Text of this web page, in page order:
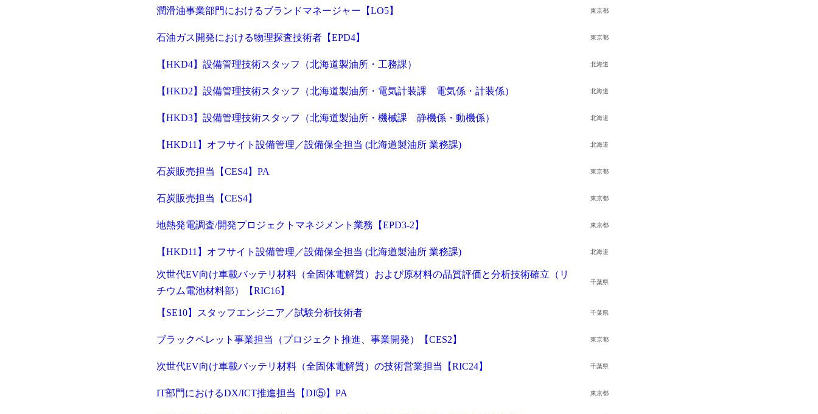
はじめに、 「ご経験業種」を
潤滑油事業部門におけるブランドマネージャー【LO5】 東京都
石油ガス開発における物理探査技術者【EPD4】 東京都
【HKD4】設備管理技術スタッフ（北海道製油所・工務課） 北海道
【HKD2】設備管理技術スタッフ（北海道製油所・電気計装課 電気係・計装係） 北海道
【HKD3】設備管理技術スタッフ（北海道製油所・機械課 静機係・動機係） 北海道
【HKD11】オフサイト設備管理／設備保全担当 (北海道製油所 業務課) 北海道
石炭販売担当【CES4】PA 東京都
石炭販売担当【CES4】 東京都
地熱発電調査/開発プロジェクトマネジメント業務【EPD3-2】 東京都
【HKD11】オフサイト設備管理／設備保全担当 (北海道製油所 業務課) 北海道
次世代EV向け車載バッテリ材料（全固体電解質）および原材料の品質評価と分析技術確立（リ
チウム電池材料部）【RIC16】
千葉県
【SE10】スタッフエンジニア／試験分析技術者 千葉県
ブラックペレット事業担当（プロジェクト推進、事業開発）【CES2】 東京都
次世代EV向け車載バッテリ材料（全固体電解質）の技術営業担当【RIC24】 千葉県
IT部門におけるDX/ICT推進担当【DI⑤】PA 東京都